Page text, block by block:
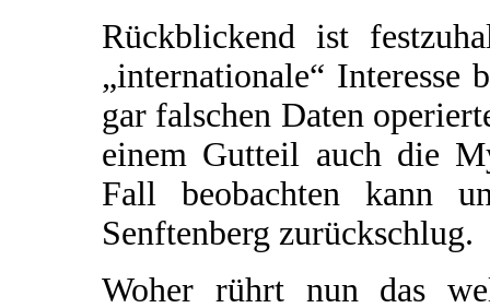
Rückblickend ist
„internationale“ Interesse
gar falschen Daten
einem Gutteil auch die
Fall beobachten kann
Senftenberg zurückschlug.
Woher rührt nun das